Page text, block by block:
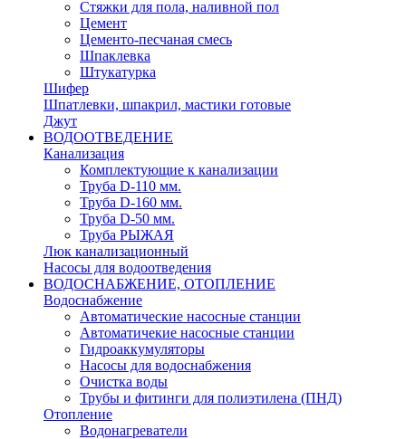
Стяжки для пола, наливной пол
Цемент
Цементо-песчаная смесь
Шпаклевка
Штукатурка
Шифер
Шпатлевки, шпакрил, мастики готовые
Джут
ВОДООТВЕДЕНИЕ
Канализация
Комплектующие к канализации
Труба D-110 мм.
Труба D-160 мм.
Труба D-50 мм.
Труба РЫЖАЯ
Люк канализационный
Насосы для водоотведения
ВОДОСНАБЖЕНИЕ, ОТОПЛЕНИЕ
Водоснабжение
Автоматичеcкие насосные станции
Автоматичекие насосные станции
Гидроаккумуляторы
Насосы для водоснабжения
Очистка воды
Трубы и фитинги для полиэтилена (ПНД)
Отопление
Водонагреватели